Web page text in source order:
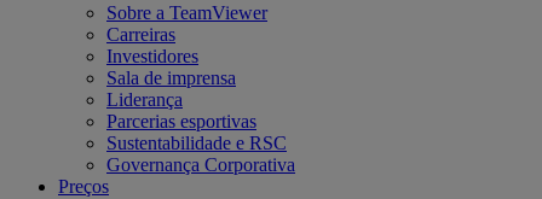
Sobre a TeamViewer
Carreiras
Investidores
Sala de imprensa
Liderança
Parcerias esportivas
Sustentabilidade e RSC
Governança Corporativa
Preços